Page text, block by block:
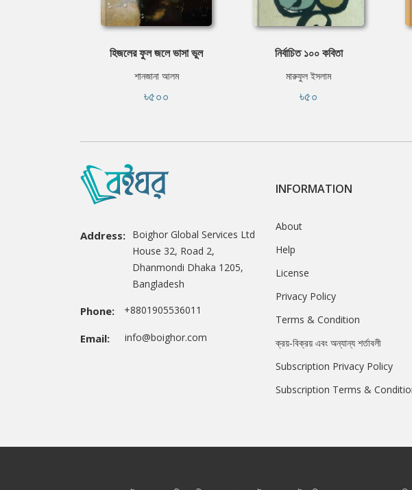
হিজলের ফুল জলে ভাসা ভুল
শানজানা আলম
৳৫০০
নির্বাচিত ১০০ কবিতা
মারুফুল ইসলাম
৳৫০
Address: Boighor Global Services Ltd
House 32, Road 2,
Dhanmondi Dhaka 1205,
Bangladesh
Phone: +8801905536011
Email: info@boighor.com
INFORMATION
About
Help
License
Privacy Policy
Terms & Condition
ক্রয়-বিক্রয় এবং অন্যান্য শর্তাবলী
Subscription Privacy Policy
Subscription Terms &